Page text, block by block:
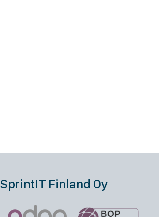
SprintIT Finland Oy